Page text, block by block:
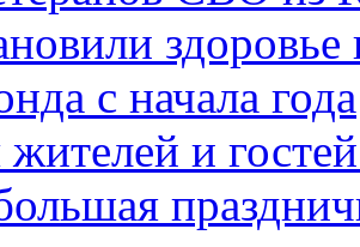
с начала года
и